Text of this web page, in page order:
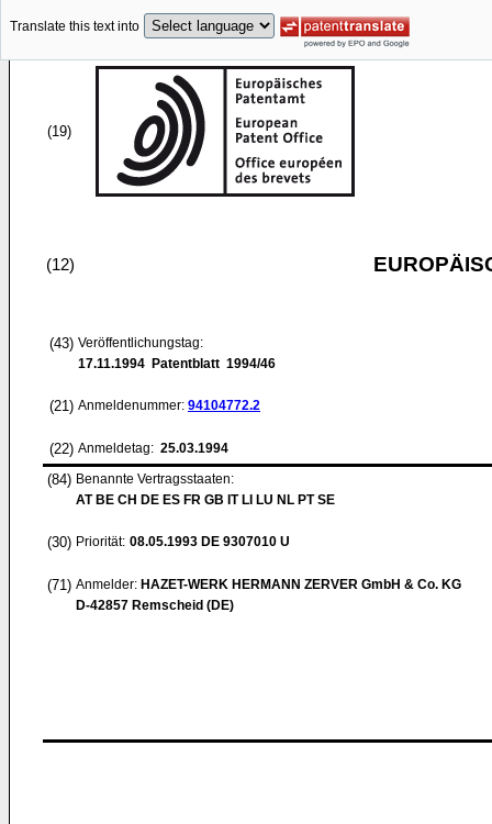
Translate this text into
(19)
(12)
(43) Veröffentlichungstag:
17.11.1994 Patentblatt 1994/46
(21) Anmeldenummer: 94104772.2
(22) Anmeldetag: 25.03.1994
(84) Benannte Vertragsstaaten:
AT BE CH DE ES FR GB IT LI LU NL PT SE
(30) Priorität: 08.05.1993 DE 9307010 U
(71) Anmelder: HAZET-WERK HERMANN ZERVER GmbH & Co. KG
D-42857 Remscheid (DE)